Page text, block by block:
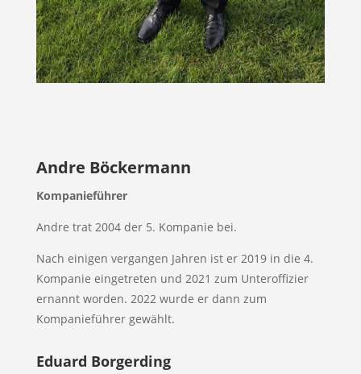
Andre Böckermann
Kompanieführer
Andre trat 2004 der 5. Kompanie bei.
Nach einigen vergangen Jahren ist er 2019 in die 4.
Kompanie eingetreten und 2021 zum Unteroffizier
ernannt worden. 2022 wurde er dann zum
Kompanieführer gewählt.
Eduard Borgerding